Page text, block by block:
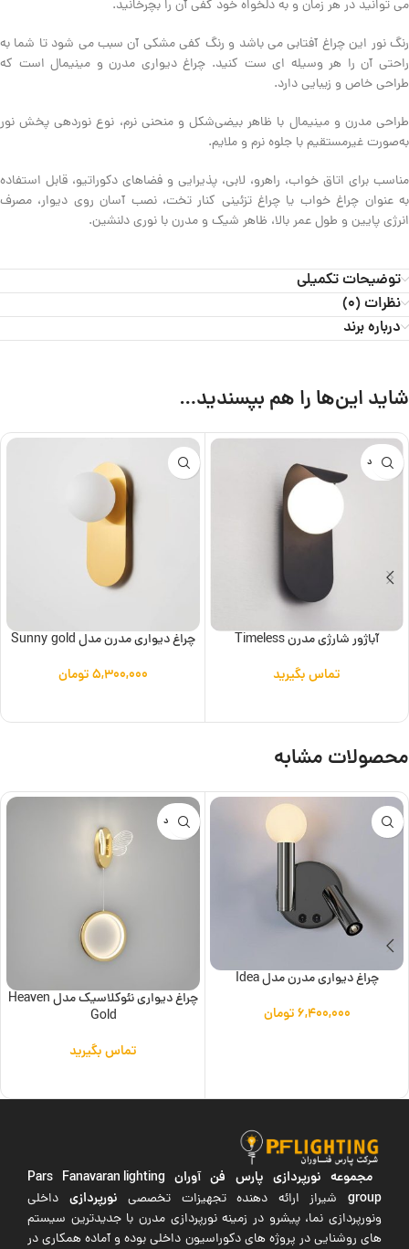
می توانید در هر زمان و به دلخواه خود کفی آن را بچرخانید.
رنگ نور این چراغ آفتابی می باشد و رنگ کفی مشکی آن سبب می شود تا شما به
راحتی آن را هر وسیله ای ست کنید. چراغ دیواری مدرن و مینیمال است که
طراحی خاص و زیبایی دارد.
طراحی مدرن و مینیمال با ظاهر بیضی‌شکل و منحنی نرم، نوع نوردهی پخش نور
به‌صورت غیرمستقیم با جلوه نرم و ملایم.
مناسب برای اتاق خواب، راهرو، لابی، پذیرایی و فضاهای دکوراتیو، قابل استفاده
به عنوان چراغ خواب یا چراغ تزئینی کنار تخت، نصب آسان روی دیوار، مصرف
انرژی پایین و طول عمر بالا، ظاهر شیک و مدرن با نوری دلنشین.
توضیحات تکمیلی
نظرات (0)
درباره برند
شاید این‌ها را هم بپسندید…
ناموجود
آباژور شارژی مدرن Timeless
تماس بگیرید
چراغ دیواری مدرن مدل Sunny gold
۵,۳۰۰,۰۰۰تومان
محصولات مشابه
چراغ دیواری مدرن مدل Idea
۶,۴۰۰,۰۰۰تومان
ناموجود
چراغ دیواری نئوکلاسیک مدل Heaven
Gold
تماس بگیرید
مجموعه نورپردازی پارس فن آوران Pars Fanavaran lighting
groupشیراز ارائه دهنده تجهیزات تخصصی نورپردازی داخلی
ونورپردازی نما، پیشرو در زمینه نورپردازی مدرن با جدیدترین سیستم
های روشنایی در پروژه های دکوراسیون داخلی بوده و آماده همکاری در